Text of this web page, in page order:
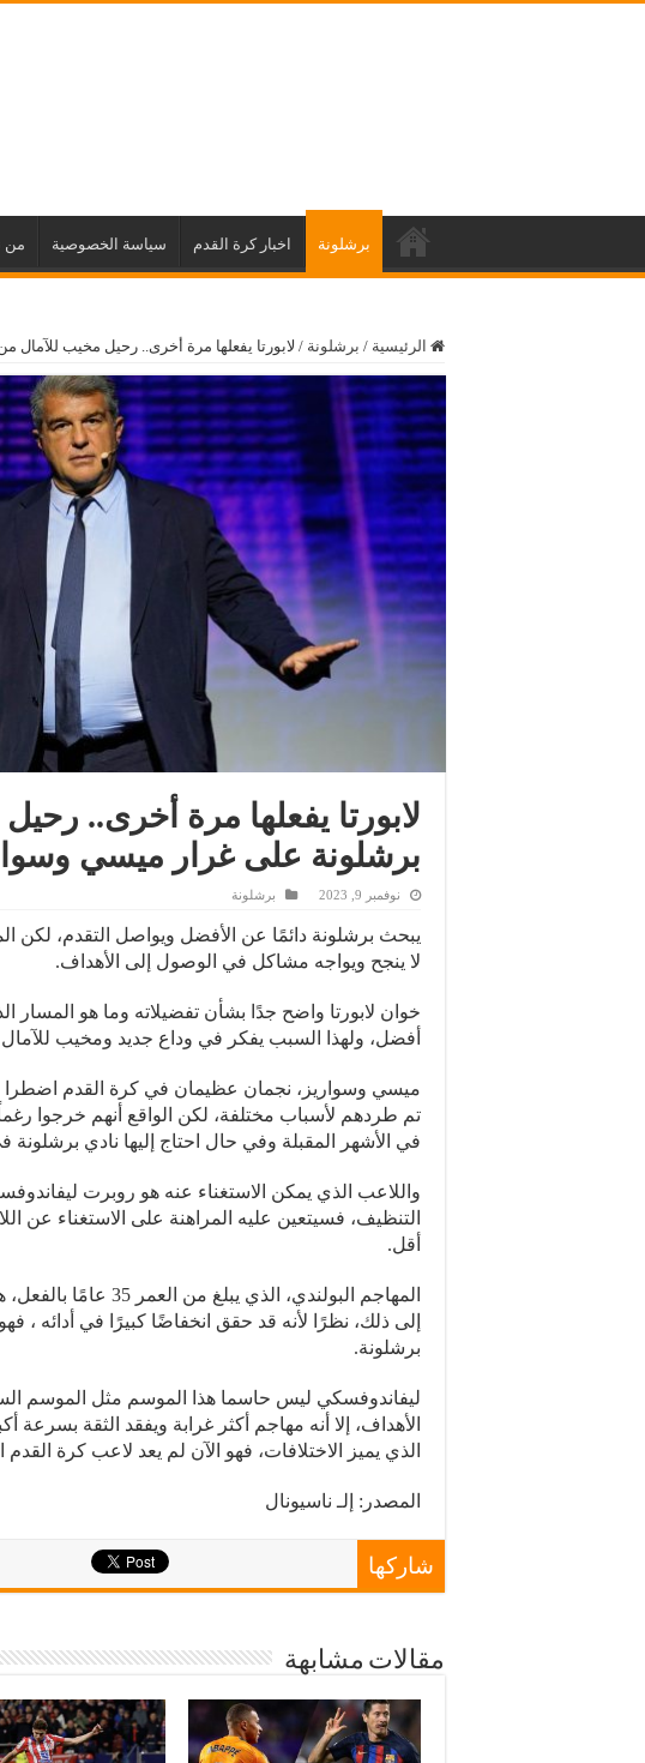
برشلونة اخبار كرة القدم سياسة الخصوصية من
الرئيسية / برشلونة / لابورتا يفعلها مرة أخرى.. رحيل مخيب
لابورتا يفعلها مرة أخرى..
برشلونة على غرار ميسي
نوفمبر 9, 2023 برشلونة
يبحث برشلونة دائمًا عن الأفضل ويواصل التقدم، لكن
لا ينجح ويواجه مشاكل في الوصول إلى الأهداف.
خوان لابورتا واضح جدًا بشأن تفضيلاته وما هو
أفضل، ولهذا السبب يفكر في وداع جديد ومخيب
ميسي وسواريز، نجمان عظيمان في كرة القدم اضطرا
تم طردهم لأسباب مختلفة، لكن الواقع أنهم خرجوا
في الأشهر المقبلة وفي حال احتاج إليها نادي برشلونة في
واللاعب الذي يمكن الاستغناء عنه هو روبرت
التنظيف، فسيتعين عليه المراهنة على الاستغناء عن
أقل.
المهاجم البولندي،
إلى ذلك، نظرًا لأنه قد حقق انخفاضًا كبيرًا في أدائه ،
برشلونة.
ليفاندوفسكي ليس حاسما هذا الموسم مثل الموسم
الأهداف، إلا أنه مهاجم أكثر غرابة ويفقد الثقة بسرعة
الذي يميز الاختلافات، فهو الآن لم يعد لاعب كرة
المصدر: إلـ ناسيونال
شاركها
مقالات مشابهة